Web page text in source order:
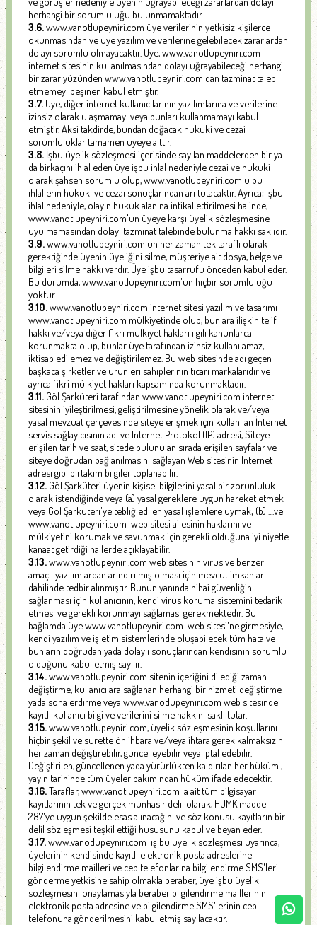
herhangi bir sorumluluğu bulunmamaktadır.
3.6.www.vanotlupeyniri.com üye verilerinin yetkisiz kişilerce
okunmasından ve üye yazılım ve verilerine gelebilecek zararlardan
dolayı sorumlu olmayacaktır. Üye, www.vanotlupeyniri.com
internet sitesinin kullanılmasından dolayı uğrayabileceği herhangi
bir zarar yüzünden www.vanotlupeyniri.com'dan tazminat talep
etmemeyi peşinen kabul etmiştir.
3.7.Üye, diğer internet kullanıcılarının yazılımlarına ve verilerine
izinsiz olarak ulaşmamayı veya bunları kullanmamayı kabul
etmiştir. Aksi takdirde, bundan doğacak hukuki ve cezai
sorumluluklar tamamen üyeye aittir.
3.8.İşbu üyelik sözleşmesi içerisinde sayılan maddelerden bir ya
da birkaçını ihlal eden üye işbu ihlal nedeniyle cezai ve hukuki
olarak şahsen sorumlu olup, www.vanotlupeyniri.com'u bu
ihlallerin hukuki ve cezai sonuçlarından ari tutacaktır. Ayrıca; işbu
ihlal nedeniyle, olayın hukuk alanına intikal ettirilmesi halinde,
www.vanotlupeyniri.com'un üyeye karşı üyelik sözleşmesine
uyulmamasından dolayı tazminat talebinde bulunma hakkı saklıdır.
3.9.www.vanotlupeyniri.com'un her zaman tek taraflı olarak
gerektiğinde üyenin üyeliğini silme, müşteriye ait dosya, belge ve
bilgileri silme hakkı vardır. Üye işbu tasarrufu önceden kabul eder.
Bu durumda, www.vanotlupeyniri.com'un hiçbir sorumluluğu
yoktur.
3.10.www.vanotlupeyniri.com internet sitesi yazılım ve tasarımı
www.vanotlupeyniri.com mülkiyetinde olup, bunlara ilişkin telif
hakkı ve/veya diğer fikri mülkiyet hakları ilgili kanunlarca
korunmakta olup, bunlar üye tarafından izinsiz kullanılamaz,
iktisap edilemez ve değiştirilemez. Bu web sitesinde adı geçen
başkaca şirketler ve ürünleri sahiplerinin ticari markalarıdır ve
ayrıca fikri mülkiyet hakları kapsamında korunmaktadır.
3.11.Göl Şarküteri tarafından www.vanotlupeyniri.com internet
sitesinin iyileştirilmesi, geliştirilmesine yönelik olarak ve/veya
yasal mevzuat çerçevesinde siteye erişmek için kullanılan İnternet
servis sağlayıcısının adı ve Internet Protokol (IP) adresi, Siteye
erişilen tarih ve saat, sitede bulunulan sırada erişilen sayfalar ve
siteye doğrudan bağlanılmasını sağlayan Web sitesinin Internet
adresi gibi birtakım bilgiler toplanabilir.
3.12.Göl Şarküteri üyenin kişisel bilgilerini yasal bir zorunluluk
olarak istendiğinde veya (a) yasal gereklere uygun hareket etmek
veya Göl Şarküteri'ye tebliğ edilen yasal işlemlere uymak; (b) ....ve
www.vanotlupeyniri.com web sitesi ailesinin haklarını ve
mülkiyetini korumak ve savunmak için gerekli olduğuna iyi niyetle
kanaat getirdiği hallerde açıklayabilir.
3.13.www.vanotlupeyniri.com web sitesinin virus ve benzeri
amaçlı yazılımlardan arındırılmış olması için mevcut imkanlar
dahilinde tedbir alınmıştır. Bunun yanında nihai güvenliğin
sağlanması için kullanıcının, kendi virus koruma sistemini tedarik
etmesi ve gerekli korunmayı sağlaması gerekmektedir. Bu
bağlamda üye www.vanotlupeyniri.com web sitesi'ne girmesiyle,
kendi yazılım ve işletim sistemlerinde oluşabilecek tüm hata ve
bunların doğrudan yada dolaylı sonuçlarından kendisinin sorumlu
olduğunu kabul etmiş sayılır.
3.14.www.vanotlupeyniri.com sitenin içeriğini dilediği zaman
değiştirme, kullanıcılara sağlanan herhangi bir hizmeti değiştirme
yada sona erdirme veya www.vanotlupeyniri.com web sitesinde
kayıtlı kullanıcı bilgi ve verilerini silme hakkını saklı tutar.
3.15.www.vanotlupeyniri.com, üyelik sözleşmesinin koşullarını
hiçbir şekil ve surette ön ihbara ve/veya ihtara gerek kalmaksızın
her zaman değiştirebilir, güncelleyebilir veya iptal edebilir.
Değiştirilen, güncellenen yada yürürlükten kaldırılan her hüküm ,
yayın tarihinde tüm üyeler bakımından hüküm ifade edecektir.
3.16.Taraflar, www.vanotlupeyniri.com 'a ait tüm bilgisayar
kayıtlarının tek ve gerçek münhasır delil olarak, HUMK madde
287'ye uygun şekilde esas alınacağını ve söz konusu kayıtların bir
delil sözleşmesi teşkil ettiği hususunu kabul ve beyan eder.
3.17.www.vanotlupeyniri.com iş bu üyelik sözleşmesi uyarınca,
üyelerinin kendisinde kayıtlı elektronik posta adreslerine
bilgilendirme mailleri ve cep telefonlarına bilgilendirme SMS'leri
gönderme yetkisine sahip olmakla beraber, üye işbu üyelik
sözleşmesini onaylamasıyla beraber bilgilendirme maillerinin
elektronik posta adresine ve bilgilendirme SMS'lerinin cep
telefonuna gönderilmesini kabul etmiş sayılacaktır.